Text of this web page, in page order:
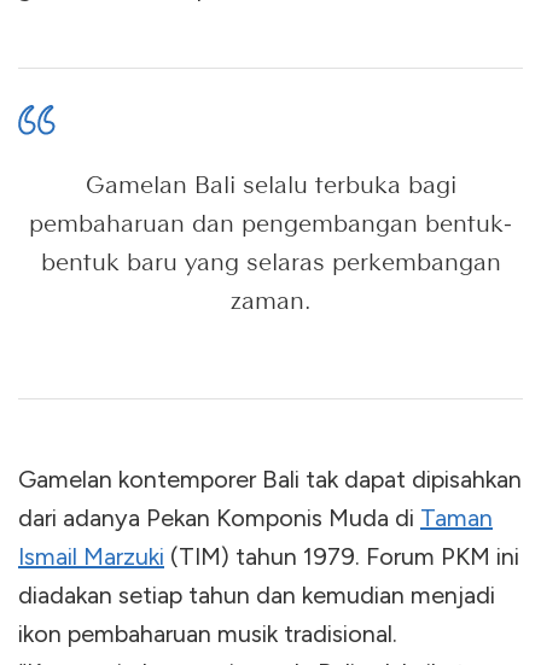
Gamelan Bali selalu terbuka bagi
pembaharuan dan pengembangan bentuk-
bentuk baru yang selaras perkembangan
zaman.
Gamelan kontemporer Bali tak dapat dipisahkan
dari adanya Pekan Komponis Muda di Taman
Ismail Marzuki (TIM) tahun 1979. Forum PKM ini
diadakan setiap tahun dan kemudian menjadi
ikon pembaharuan musik tradisional.